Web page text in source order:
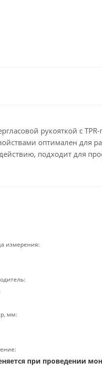
рукояткой с
оптимален для
подходит для
измерения:
мм:
при проведении